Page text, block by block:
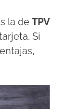
la de TPV
Si